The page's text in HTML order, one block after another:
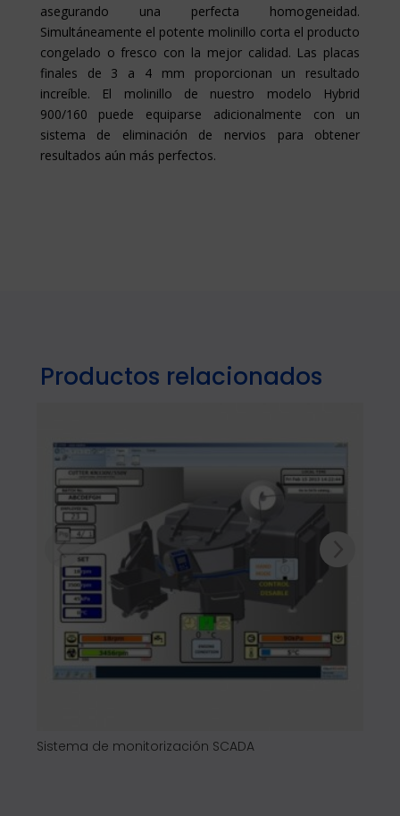
asegurando una perfecta homogeneidad.
Simultáneamente el potente molinillo corta el producto
congelado o fresco con la mejor calidad. Las placas
finales de 3 a 4 mm proporcionan un resultado
increíble. El molinillo de nuestro modelo Hybrid
900/160 puede equiparse adicionalmente con un
sistema de eliminación de nervios para obtener
resultados aún más perfectos.
Productos relacionados
Sistema de monitorización SCADA